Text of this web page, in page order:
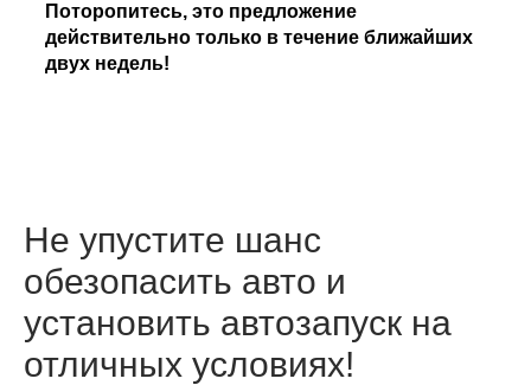
Поторопитесь, это предложение
действительно только в течение ближайших
двух недель!
Не упустите шанс
обезопасить авто и
установить автозапуск на
отличных условиях!